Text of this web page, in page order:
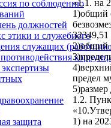
по соблюдению
должностей
этики и служебного
служащих
защита
«1.1. на
1)общий
2)общий
предел
1.2.
1) на